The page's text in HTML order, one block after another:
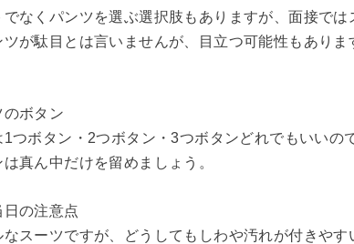
でなくパンツを選ぶ選択肢もありますが、面接で
ツが駄目とは言いませんが、目立つ可能性もあり
のボタン
1つボタン・2つボタン・3つボタンどれでもいいの
真ん中だけを留めましょう。
日の注意点
なスーツですが、どうしてもしわや汚れが付きや